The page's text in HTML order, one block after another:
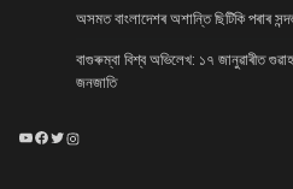
অসমত বাংলাদেশৰ অশান্তি ছিটিকি পৰাৰ
বাগুৰুম্বা বিশ্ব অভিলেখ: ১৭ জানুৱাৰীত
জনজাতি
YouTube
Facebook
Twitter
Instagram